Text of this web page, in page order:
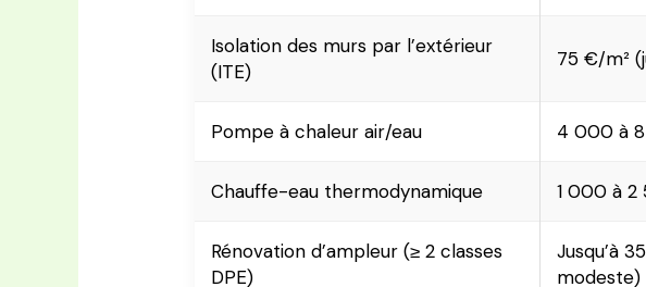
Isolation des murs par l’extérieur
(ITE)
75 €/m²
Pompe à chaleur air/eau 4 000 à
Chauffe-eau thermodynamique 1 000 à
Rénovation d’ampleur (≥ 2 classes
DPE)
Jusqu’à
modeste)